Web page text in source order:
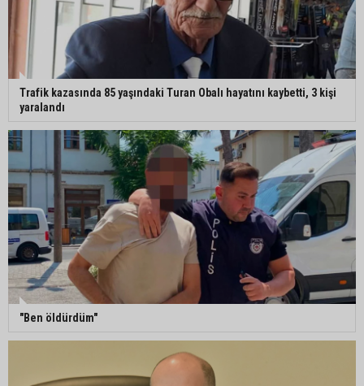
Trafik kazasında 85 yaşındaki Turan Obalı hayatını kaybetti, 3 kişi
yaralandı
"Ben öldürdüm"